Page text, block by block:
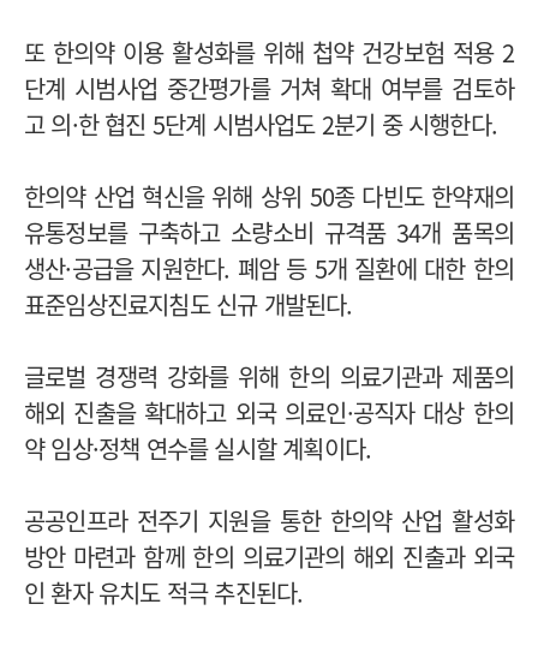
또 한의약 이용 활성화를 위해 첩약 건강보험 적용 2
단계 시범사업 중간평가를 거쳐 확대 여부를 검토하
고 의·한 협진 5단계 시범사업도 2분기 중 시행한다.
한의약 산업 혁신을 위해 상위 50종 다빈도 한약재의
유통정보를 구축하고 소량소비 규격품 34개 품목의
생산·공급을 지원한다. 폐암 등 5개 질환에 대한 한의
표준임상진료지침도 신규 개발된다.
글로벌 경쟁력 강화를 위해 한의 의료기관과 제품의
해외 진출을 확대하고 외국 의료인·공직자 대상 한의
약 임상·정책 연수를 실시할 계획이다.
공공인프라 전주기 지원을 통한 한의약 산업 활성화
방안 마련과 함께 한의 의료기관의 해외 진출과 외국
인 환자 유치도 적극 추진된다.